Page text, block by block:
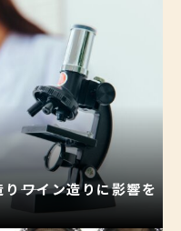
――ワイン造りに影響を